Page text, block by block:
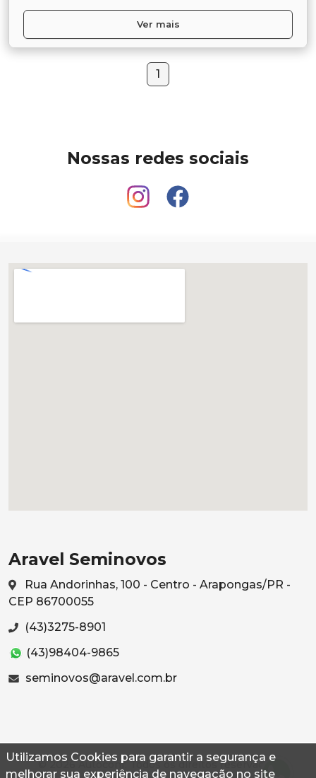
Utilizamos Cookies para garantir a segurança e
melhorar sua experiência de navegação no site
Ver mais
1
Nossas redes sociais
Aravel Seminovos
Rua Andorinhas, 100 - Centro - Arapongas/PR -
CEP 86700055
(43)3275-8901
(43)98404-9865
seminovos@aravel.com.br
© 2026 Autoconf. Todos os direitos reservados.